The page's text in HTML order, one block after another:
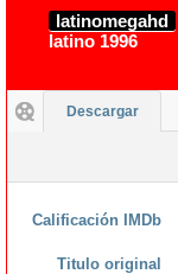
latinomegahd
latino 1996
Descargar
Calificación IMDb
Titulo original